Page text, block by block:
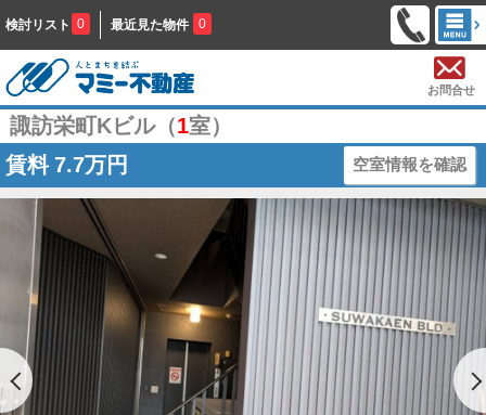
検討リスト 0 最近見た物件 0
お問合せ
諏訪栄町Kビル（1室）
賃料 7.7万円 空室情報を確認